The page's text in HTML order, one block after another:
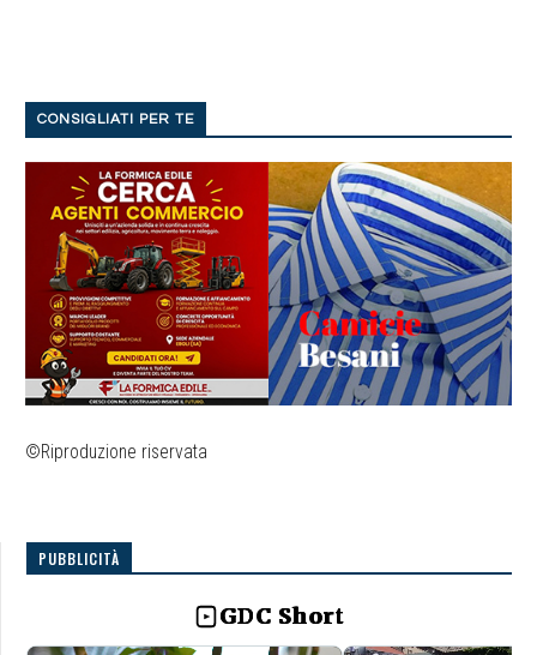
CONSIGLIATI PER TE
©Riproduzione riservata
PUBBLICITÀ
GDC Short